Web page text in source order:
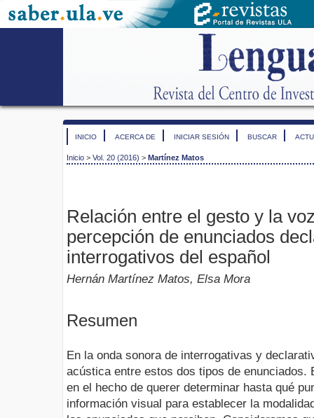
INICIO ACERCA DE INICIAR SESIÓN BUSCAR
Inicio > Vol. 20 (2016) > Martínez Matos
Relación entre el gesto y la
percepción de enunciados
interrogativos del español
Hernán Martínez Matos, Elsa Mora
Resumen
En la onda sonora de interrogativas y
acústica entre estos dos tipos de enunciados.
en el hecho de querer determinar hasta qué
información visual para establecer la